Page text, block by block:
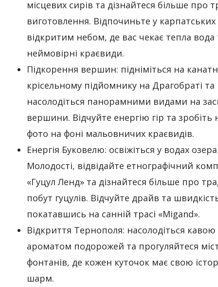
місцевих сирів та дізнайтеся більше про
виготовлення. Відпочиньте у карпатських
відкритим небом, де вас чекає тепла вода
неймовірні краєвиди.
Підкорення вершин: підніміться на
крісельному підйомнику на Драгобраті та
насолодіться панорамними видами на
вершини. Відчуйте енергію гір та зробіть
фото на фоні мальовничих краєвидів.
Енергія Буковелю: освіжіться у водах озера
Молодості, відвідайте етнографічний
«Гуцул Ленд» та дізнайтеся більше про
побут гуцулів. Відчуйте драйв та
покатавшись на санній трасі «Migand».
Відкриття Тернополя: насолодіться кавою
ароматом подорожей та прогуляйтеся
фонтанів, де кожен куточок має свою
шарм.